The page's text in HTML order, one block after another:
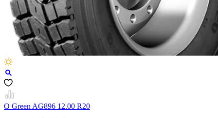
O Green AG896 12.00 R20